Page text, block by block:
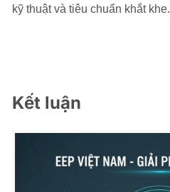
kỹ thuật và tiêu chuẩn khắt khe.
Kết luận